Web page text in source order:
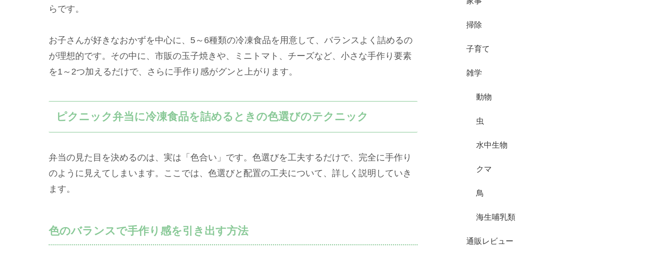
らです。
お子さんが好きなおかずを中心に、5～6種類の冷凍食品を用意して、バランスよく詰めるの
が理想的です。その中に、市販の玉子焼きや、ミニトマト、チーズなど、小さな手作り要素
を1～2つ加えるだけで、さらに手作り感がグンと上がります。
ピクニック弁当に冷凍食品を詰めるときの色選びのテクニック
弁当の見た目を決めるのは、実は「色合い」です。色選びを工夫するだけで、完全に手作り
のように見えてしまいます。ここでは、色選びと配置の工夫について、詳しく説明していき
ます。
色のバランスで手作り感を引き出す方法
掃除
子育て
雑学
動物
虫
水中生物
クマ
鳥
海生哺乳類
通販レビュー